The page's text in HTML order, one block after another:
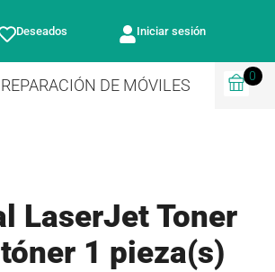
Deseados Iniciar sesión
REPARACIÓN DE MÓVILES
0
LaserJet Toner
1 pieza(s)